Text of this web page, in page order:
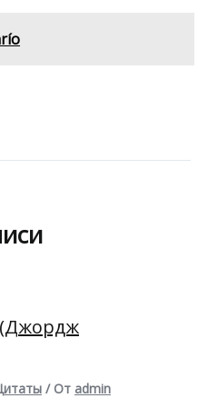
/ От admin